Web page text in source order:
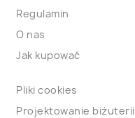
Regulamin
O nas
Jak kupować
Pliki cookies
Projektowanie biżuterii